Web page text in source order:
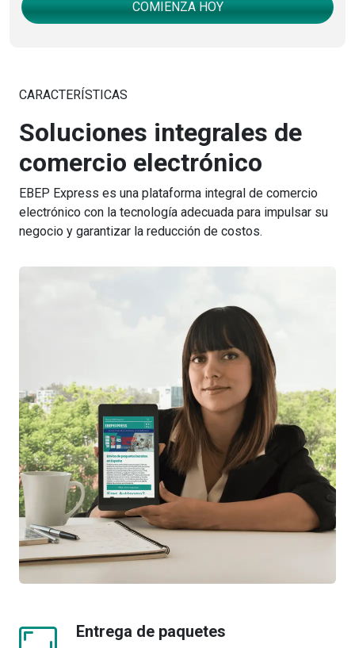
COMIENZA HOY
CARACTERÍSTICAS
Soluciones integrales de
comercio electrónico
EBEP Express es una plataforma integral de comercio
electrónico con la tecnología adecuada para impulsar su
negocio y garantizar la reducción de costos.
Entrega de paquetes